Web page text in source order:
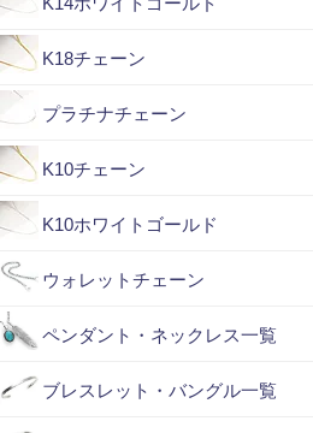
K18チェーン
プラチナチェーン
K10チェーン
K10ホワイトゴールド
ウォレットチェーン
ペンダント・ネックレス一覧
ブレスレット・バングル一覧